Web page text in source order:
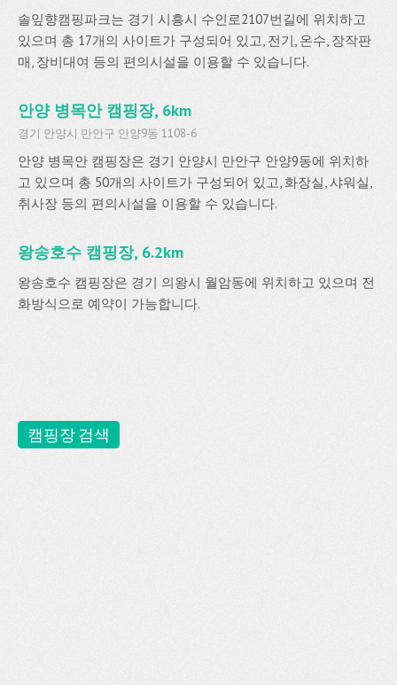
솔잎향캠핑파크는 경기 시흥시 수인로2107번길에 위치하고
있으며 총 17개의 사이트가 구성되어 있고, 전기, 온수, 장작판
매, 장비대여 등의 편의시설을 이용할 수 있습니다.
안양 병목안 캠핑장, 6km
경기 안양시 만안구 안양9동 1108-6
안양 병목안 캠핑장은 경기 안양시 만안구 안양9동에 위치하
고 있으며 총 50개의 사이트가 구성되어 있고, 화장실, 샤워실,
취사장 등의 편의시설을 이용할 수 있습니다.
왕송호수 캠핑장, 6.2km
왕송호수 캠핑장은 경기 의왕시 월암동에 위치하고 있으며 전
화방식으로 예약이 가능합니다.
캠핑장 검색